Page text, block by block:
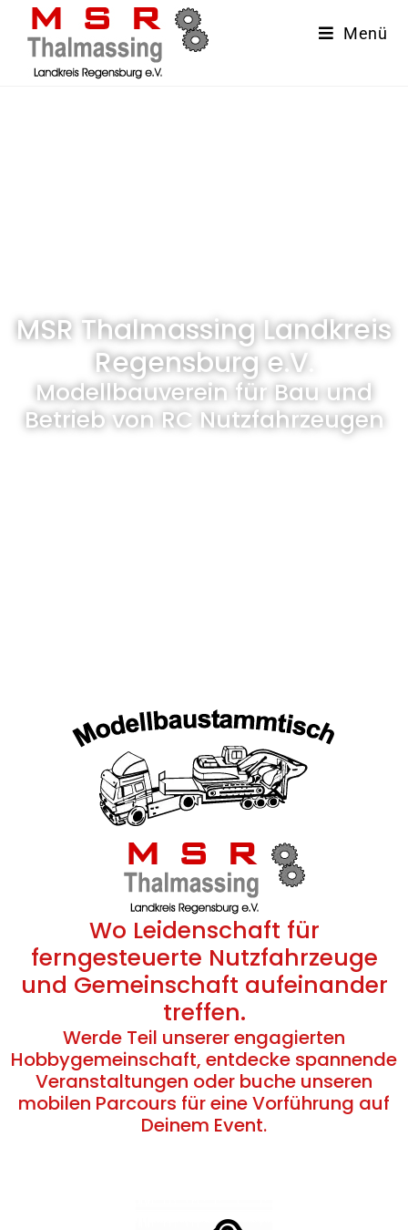
Menü
MSR Thalmassing Landkreis
Regensburg e.V.
Modellbauverein für Bau und
Betrieb von RC Nutzfahrzeugen
Wo Leidenschaft für
ferngesteuerte Nutzfahrzeuge
und Gemeinschaft aufeinander
treffen.
Werde Teil unserer engagierten
Hobbygemeinschaft, entdecke spannende
Veranstaltungen oder buche unseren
mobilen Parcours für eine Vorführung auf
Deinem Event.